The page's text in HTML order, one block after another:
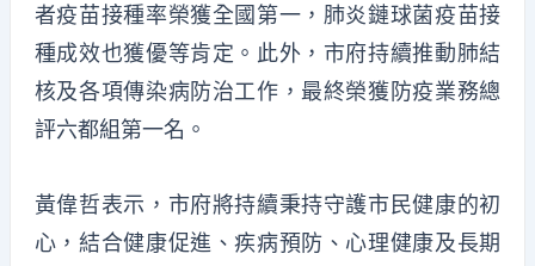
者疫苗接種率榮獲全國第一，肺炎鏈球菌疫苗接
種成效也獲優等肯定。此外，市府持續推動肺結
核及各項傳染病防治工作，最終榮獲防疫業務總
評六都組第一名。
黃偉哲表示，市府將持續秉持守護市民健康的初
心，結合健康促進、疾病預防、心理健康及長期